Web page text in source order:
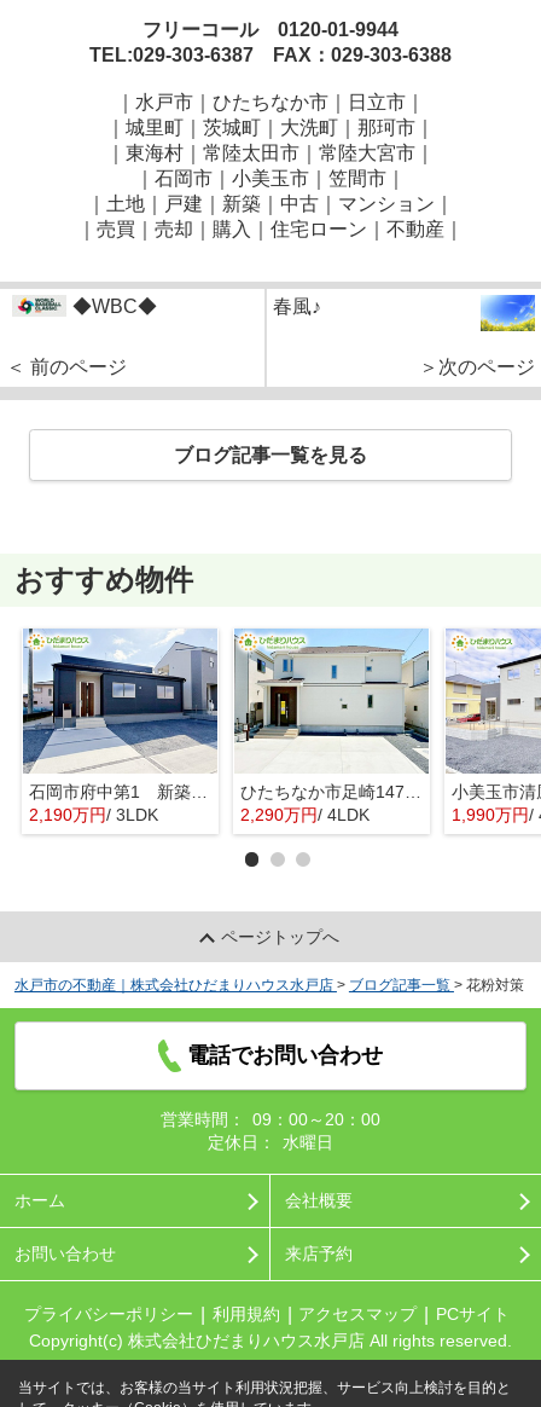
フリーコール 0120-01-9944
TEL:029-303-6387 FAX：029-303-6388
｜水戸市｜ひたちなか市｜日立市｜
｜城里町｜茨城町｜大洗町｜那珂市｜
｜東海村｜常陸太田市｜常陸大宮市｜
｜石岡市｜小美玉市｜笠間市
｜土地｜戸建｜新築｜中古｜マンション｜
｜売買｜売却｜購入｜住宅ローン｜不動産｜
◆WBC◆
＜ 前のページ
春風♪
＞次のページ
ブログ記事一覧を見る
おすすめ物件
石岡市府中第1 新築戸建 3号棟
2,190万円/ 3LDK
ひたちなか市足崎1474番 新築戸建 D号棟
2,290万円/ 4LDK 1,990万円/
ページトップへ
水戸市の不動産｜株式会社ひだまりハウス水戸店 > ブログ記事一覧 > 花粉対策
電話でお問い合わせ
営業時間：
09：00～20：00
定休日：
水曜日
ホーム 会社概要
お問い合わせ 来店予約
プライバシーポリシー 利用規約 アクセスマップ
PCサイト
Copyright(c) 株式会社ひだまりハウス水戸店 All rights reserved.
当サイトでは、お客様の当サイト利用状況把握、サービス向上検討を目的と